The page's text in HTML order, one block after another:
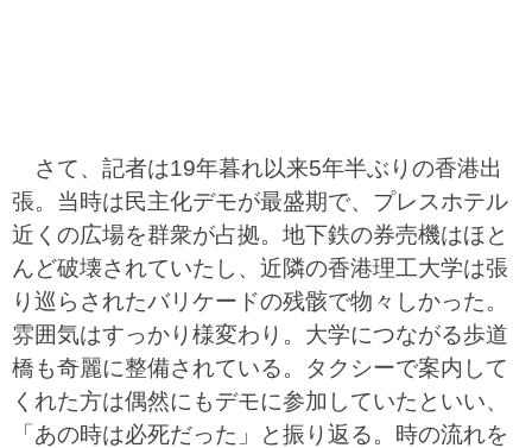
さて、記者は19年暮れ以来5年半ぶりの香港出
張。当時は民主化デモが最盛期で、プレスホテル
近くの広場を群衆が占拠。地下鉄の券売機はほと
んど破壊されていたし、近隣の香港理工大学は張
り巡らされたバリケードの残骸で物々しかった。
雰囲気はすっかり様変わり。大学につながる歩道
橋も奇麗に整備されている。タクシーで案内して
くれた方は偶然にもデモに参加していたといい、
「あの時は必死だった」と振り返る。時の流れを